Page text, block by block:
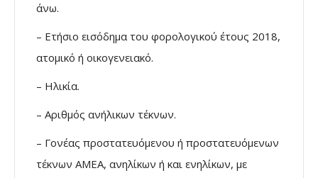
άνω.
– Ετήσιο εισόδημα του φορολογικού έτους 2018,
ατομικό ή οικογενειακό.
– Ηλικία.
– Αριθμός ανήλικων τέκνων.
– Γονέας προστατευόμενου ή προστατευόμενων
τέκνων ΑΜΕΑ, ανηλίκων ή και ενηλίκων, με